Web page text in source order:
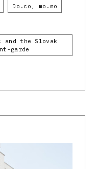
Do.co, mo.mo
and the Slovak
garde